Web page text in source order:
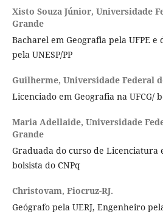
Xisto Souza Júnior, Universidade
Grande
Bacharel em Geografia pela UFPE
pela UNESP/PP
Guilherme, Universidade Federal
Licenciado em Geografia na UFCG/
Maria Adellaide, Universidade
Grande
Graduada do curso de Licenciatura
bolsista do CNPq
Christovam, Fiocruz-RJ.
Geógrafo pela UERJ, Engenheiro